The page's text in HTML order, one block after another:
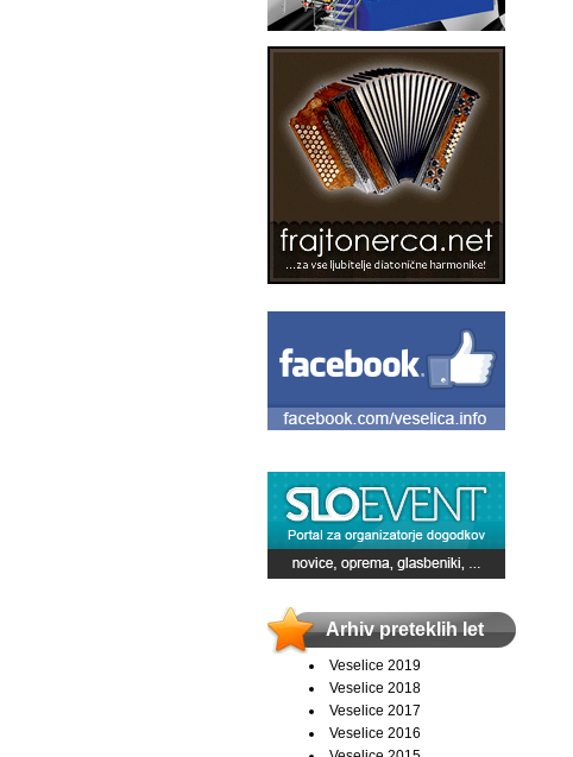
Arhiv preteklih let
Veselice 2019
Veselice 2018
Veselice 2017
Veselice 2016